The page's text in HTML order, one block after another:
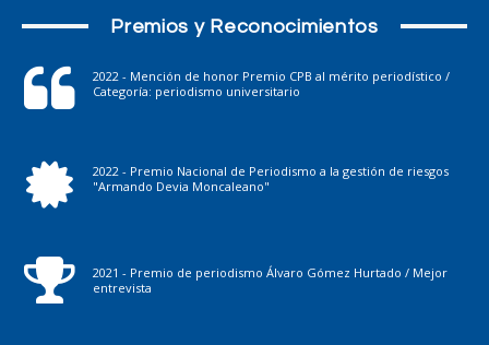
Premios y Reconocimientos
2022 - Mención de honor Premio CPB al mérito periodístico /
Categoría: periodismo universitario
2022 - Premio Nacional de Periodismo a la gestión de riesgos
"Armando Devia Moncaleano"
2021 - Premio de periodismo Álvaro Gómez Hurtado / Mejor
entrevista